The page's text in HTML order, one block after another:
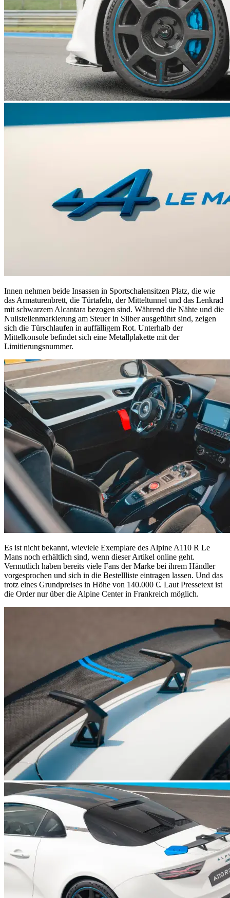
Innen nehmen beide Insassen in Sportschalensitzen Platz, die wie
das Armaturenbrett, die Türtafeln, der Mitteltunnel und das Lenkrad
mit schwarzem Alcantara bezogen sind. Während die Nähte und die
Nullstellenmarkierung am Steuer in Silber ausgeführt sind, zeigen
sich die Türschlaufen in auffälligem Rot. Unterhalb der
Mittelkonsole befindet sich eine Metallplakette mit der
Limitierungsnummer.
Es ist nicht bekannt, wieviele Exemplare des Alpine A110 R Le
Mans noch erhältlich sind, wenn dieser Artikel online geht.
Vermutlich haben bereits viele Fans der Marke bei ihrem Händler
vorgesprochen und sich in die Bestellliste eintragen lassen. Und das
trotz eines Grundpreises in Höhe von 140.000 €. Laut Pressetext ist
die Order nur über die Alpine Center in Frankreich möglich.